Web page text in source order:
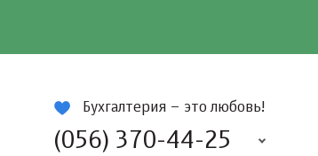
Бухгалтерия – это любовь!
(056) 370-44-25